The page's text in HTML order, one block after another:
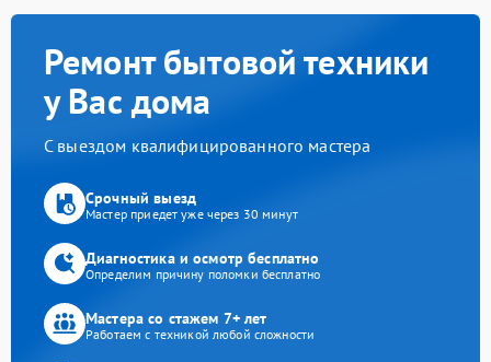
Ремонт бытовой техники
у Вас дома
С выездом квалифицированного мастера
Срочный выезд
Мастер приедет уже через 30 минут
Диагностика и осмотр бесплатно
Определим причину поломки бесплатно
Мастера со стажем 7+ лет
Работаем с техникой любой сложности